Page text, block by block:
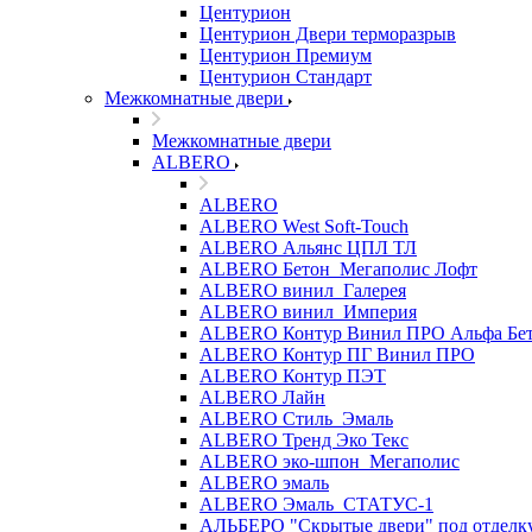
Центурион
Центурион Двери терморазрыв
Центурион Премиум
Центурион Стандарт
Межкомнатные двери
Межкомнатные двери
ALBERO
ALBERO
ALBERO West Soft-Touch
ALBERO Альянс ЦПЛ ТЛ
ALBERO Бетон_Мегаполис Лофт
ALBERO винил_Галерея
ALBERO винил_Империя
ALBERO Контур Винил ПРО Альфа
ALBERO Контур ПГ Винил ПРО
ALBERO Контур ПЭТ
ALBERO Лайн
ALBERO Стиль_Эмаль
ALBERO Тренд Эко Текс
ALBERO эко-шпон_Мегаполис
ALBERO эмаль
ALBERO Эмаль_СТАТУС-1
АЛЬБЕРО "Скрытые двери" под